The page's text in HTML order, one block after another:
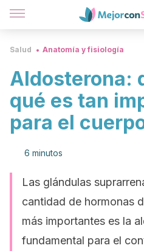
Salud Anatomía y fisiología
Aldosterona:
qué es tan
para el
6 minutos
Las glándulas
cantidad de hormonas
más importantes es la
fundamental para el